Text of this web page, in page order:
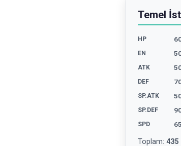
Temel
HP
EN
ATK
DEF
SP.ATK
SP.DEF
SPD 65
Toplam: 435